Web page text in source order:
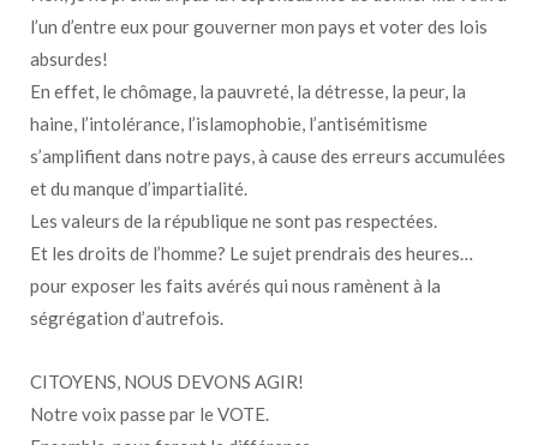
l’un d’entre eux pour gouverner mon pays et voter des lois
absurdes!
En effet, le chômage, la pauvreté, la détresse, la peur, la
haine, l’intolérance, l’islamophobie, l’antisémitisme
s’amplifient dans notre pays, à cause des erreurs accumulées
et du manque d’impartialité.
Les valeurs de la république ne sont pas respectées.
Et les droits de l’homme? Le sujet prendrais des heures…
pour exposer les faits avérés qui nous ramènent à la
ségrégation d’autrefois.
CITOYENS, NOUS DEVONS AGIR!
Notre voix passe par le VOTE.